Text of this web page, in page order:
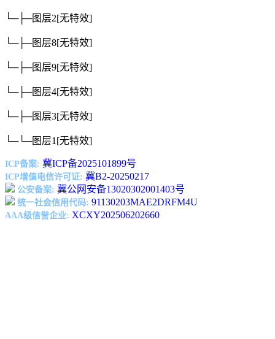
└─├─图层2[无特效]
└─├─图层8[无特效]
└─├─图层9[无特效]
└─├─图层4[无特效]
└─├─图层3[无特效]
└─└─图层1 [无特效]
ICP备案: 冀ICP备2025101899号
ICP增值电信许可证: 冀B2-20250217
公安备案: 冀公网安备13020302001403号
统一社会信用代码: 91130203MAE2DRFM4U
AAA级信誉企业: XCXY202506202660